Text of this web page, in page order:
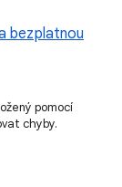
bezplatnou
pomocí
chyby.